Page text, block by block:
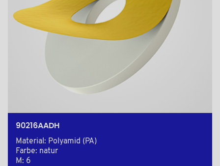
90216AADH
Material: Polyamid (PA)
Farbe: natur
M: 6